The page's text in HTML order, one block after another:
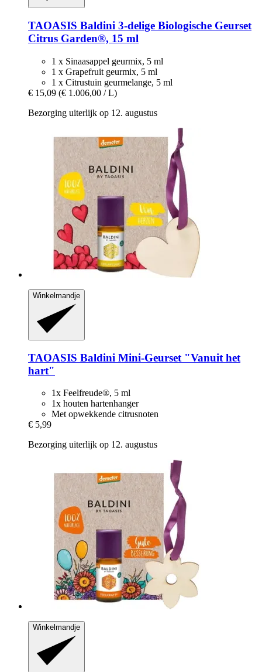
TAOASIS Baldini 3-​delige Biologische Geurset
Citrus Garden®, 15 ml
1 x Sinaasappel geurmix, 5 ml
1 x Grapefruit geurmix, 5 ml
1 x Citrustuin geurmelange, 5 ml
€ 15,09 (€ 1.006,00 / L)
Bezorging uiterlijk op 12. augustus
Winkelmandje
TAOASIS Baldini Mini-​Geurset "Vanuit het
hart"
1x Feelfreude®, 5 ml
1x houten hartenhanger
Met opwekkende citrusnoten
€ 5,99
Bezorging uiterlijk op 12. augustus
Winkelmandje